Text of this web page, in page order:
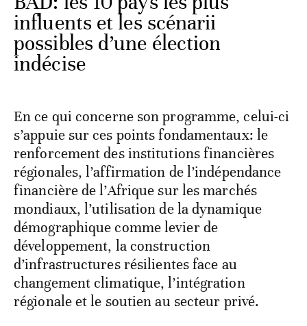
influents et les scénarii
possibles d’une élection
indécise
En ce qui concerne son programme, celui-ci
s’appuie sur ces points fondamentaux: le
renforcement des institutions financières
régionales, l’affirmation de l’indépendance
financière de l’Afrique sur les marchés
mondiaux, l’utilisation de la dynamique
démographique comme levier de
développement, la construction
d’infrastructures résilientes face au
changement climatique, l’intégration
régionale et le soutien au secteur privé.